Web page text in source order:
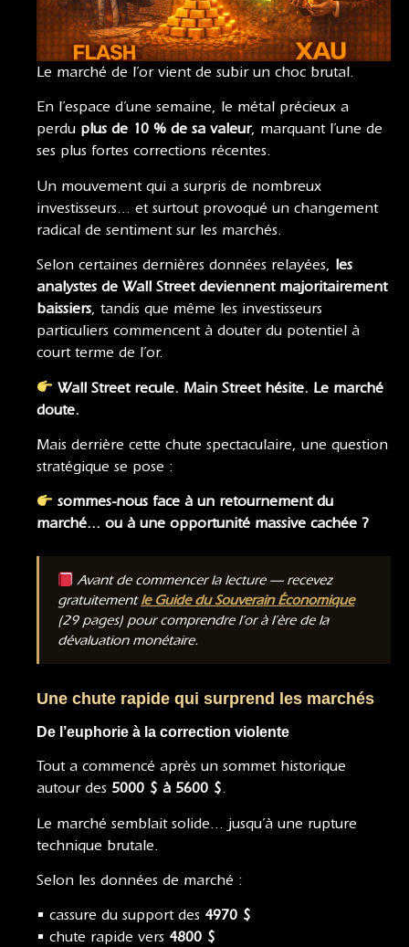
Le marché de l’or vient de subir un choc brutal.
En l’espace d’une semaine, le métal précieux a
perdu plus de 10 % de sa valeur, marquant l’une de
ses plus fortes corrections récentes.
Un mouvement qui a surpris de nombreux
investisseurs… et surtout provoqué un changement
radical de sentiment sur les marchés.
Selon certaines dernières données relayées, les
analystes de Wall Street deviennent majoritairement
baissiers, tandis que même les investisseurs
particuliers commencent à douter du potentiel à
court terme de l’or.
Wall Street recule. Main Street hésite. Le marché
doute.
Mais derrière cette chute spectaculaire, une question
stratégique se pose :
sommes-nous face à un retournement du
marché… ou à une opportunité massive cachée ?
Avant de commencer la lecture — recevez
gratuitementle Guide du Souverain Économique
(29 pages) pour comprendre l’or à l’ère de la
dévaluation monétaire.
Une chute rapide qui surprend les marchés
De l’euphorie à la correction violente
Tout a commencé après un sommet historique
autour des 5000 $ à 5600 $.
Le marché semblait solide… jusqu’à une rupture
technique brutale.
Selon les données de marché :
• cassure du support des 4970 $
• chute rapide vers 4800 $